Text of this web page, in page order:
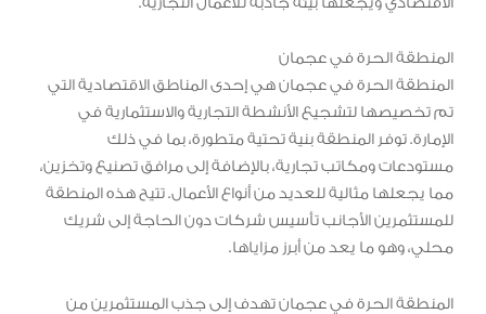
الاقتصادي ويجعلها بيئة جاذبة للأعمال التجارية.
المنطقة الحرة في عجمان
المنطقة الحرة في عجمان هي إحدى المناطق الاقتصادية التي
تم تخصيصها لتشجيع الأنشطة التجارية والاستثمارية في
الإمارة. توفر المنطقة بنية تحتية متطورة، بما في ذلك
مستودعات ومكاتب تجارية، بالإضافة إلى مرافق تصنيع وتخزين،
مما يجعلها مثالية للعديد من أنواع الأعمال. تتيح هذه المنطقة
للمستثمرين الأجانب تأسيس شركات دون الحاجة إلى شريك
محلي، وهو ما يعد من أبرز مزاياها.
المنطقة الحرة في عجمان تهدف إلى جذب المستثمرين من